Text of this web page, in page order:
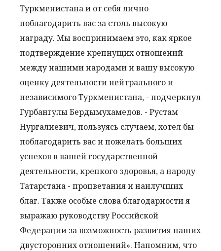
Туркменистана и от себя лично
поблагодарить вас за столь высокую
награду. Мы воспринимаем это, как яркое
подтверждение крепнущих отношений
между нашими народами и вашу высокую
оценку деятельности нейтрального и
независимого Туркменистана, - подчеркнул
Гурбангулы Бердымухамедов. - Рустам
Нургалиевич, пользуясь случаем, хотел бы
поблагодарить вас и пожелать больших
успехов в вашей государственной
деятельности, крепкого здоровья, а народу
Татарстана - процветания и наилучших
благ. Также особые слова благодарности я
выражаю руководству Российской
Федерации за возможность развития наших
двусторонних отношений». Напомним, что